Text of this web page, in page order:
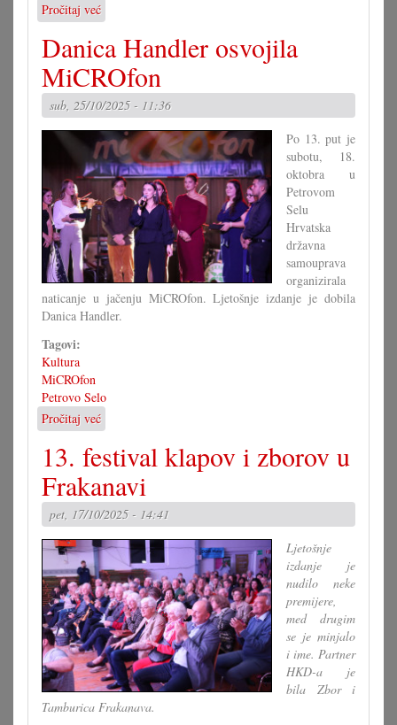
Pročitaj već
Jezični
pečat
za
DSŠ
Veliki
Borištof
Danica Handler osvojila
MiCROfon
sub, 25/10/2025 - 11:36
Po 13. put je
subotu, 18.
oktobra u
Petrovom
Selu
Hrvatska
državna
samouprava
organizirala
naticanje u jačenju MiCROfon. Ljetošnje izdanje je dobila
Danica Handler.
Tagovi:
Kultura
MiCROfon
Petrovo Selo
Pročitaj već
Danica
Handler
osvojila
MiCROfon
13. festival klapov i zborov u
Frakanavi
pet, 17/10/2025 - 14:41
Ljetošnje
izdanje je
nudilo neke
premijere,
med drugim
se je minjalo
i ime. Partner
HKD-a je
bila Zbor i
Tamburica Frakanava.